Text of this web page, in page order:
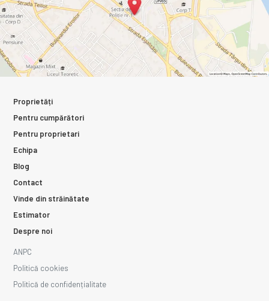
Proprietăți
Pentru cumpărători
Pentru proprietari
Echipa
Blog
Contact
Vinde din străinătate
Estimator
Despre noi
ANPC
Politică cookies
Politică de confidențialitate